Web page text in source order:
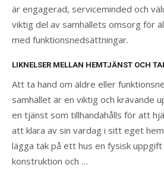
är engagerad, serviceminded och
viktig del av samhällets omsorg för
med funktionsnedsättningar.
LIKNELSER MELLAN HEMTJÄNST OCH
Att ta hand om äldre eller
samhället är en viktig och krävande
en tjänst som tillhandahålls för att
att klara av sin vardag i sitt eget
lägga tak på ett hus en fysisk
konstruktion och …